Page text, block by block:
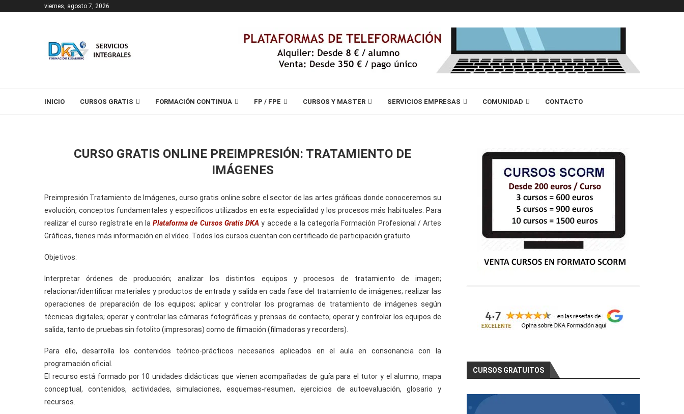
viernes, agosto 7, 2026
INICIO CURSOS GRATIS FORMACIÓN CONTINUA FP / FPE CURSOS Y MASTER SERVICIOS EMPRESAS COMUNIDAD CONTACTO
CURSO GRATIS ONLINE PREIMPRESIÓN: TRATAMIENTO DE
IMÁGENES
Preimpresión Tratamiento de Imágenes, curso gratis online sobre el sector de las artes gráficas donde conoceremos su
evolución, conceptos fundamentales y específicos utilizados en esta especialidad y los procesos más habituales. Para
realizar el curso regístrate en laPlataforma de Cursos Gratis DKA y accede a la categoría Formación Profesional / Artes
Gráficas, tienes más información en el vídeo. Todos los cursos cuentan con certificado de participación gratuito.
Objetivos:
Interpretar órdenes de producción; analizar los distintos equipos y procesos de tratamiento de imagen;
relacionar/identificar materiales y productos de entrada y salida en cada fase del tratamiento de imágenes; realizar las
operaciones de preparación de los equipos; aplicar y controlar los programas de tratamiento de imágenes según
técnicas digitales; operar y controlar las cámaras fotográficas y prensas de contacto; operar y controlar los equipos de
salida, tanto de pruebas sin fotolito (impresoras) como de filmación (filmadoras y recorders).
Para ello, desarrolla los contenidos teórico-prácticos necesarios aplicados en el aula en consonancia con la
programación oficial.
El recurso está formado por 10 unidades didácticas que vienen acompañadas de guía para el tutor y el alumno, mapa
conceptual, contenidos, actividades, simulaciones, esquemas-resumen, ejercicios de autoevaluación, glosario y
recursos.
CURSOS GRATUITOS